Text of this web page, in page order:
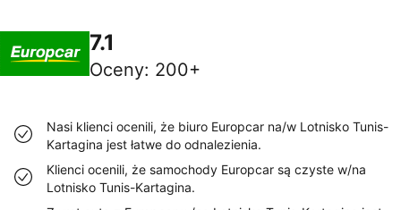
7.1
Oceny: 200+
Nasi klienci ocenili, że biuro Europcar na/w Lotnisko Tunis-
Kartagina jest łatwe do odnalezienia.
Klienci ocenili, że samochody Europcar są czyste w/na
Lotnisko Tunis-Kartagina.